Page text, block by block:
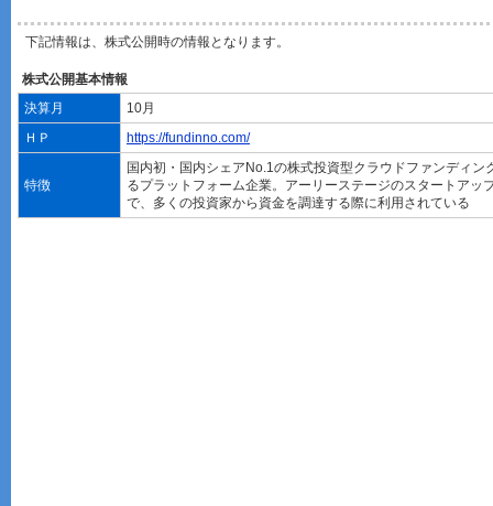
下記情報は、株式公開時の情報となります。
株式公開基本情報
決算月
10月
ＨＰ
https://fundinno.com/
特徴
国内初・国内シェアNo.1の株式投資型クラウドファンディン
るプラットフォーム企業。アーリーステージのスタートアッ
で、多くの投資家から資金を調達する際に利用されている